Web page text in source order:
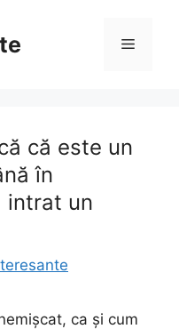
Menu
că este un
în
intrat un
ca și cum